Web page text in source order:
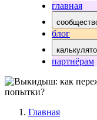
главная
блог
партнёрам
Главная